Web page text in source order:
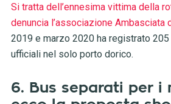
Si tratta dell’ennesima vittima della
denuncia l’associazione Ambasciata
2019 e marzo 2020 ha registrato
ufficiali nel solo porto dorico.
6. Bus separati per i